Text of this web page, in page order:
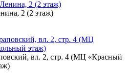
2 (2 этаж)
вл. 2, стр. 4 (МЦ «Красный